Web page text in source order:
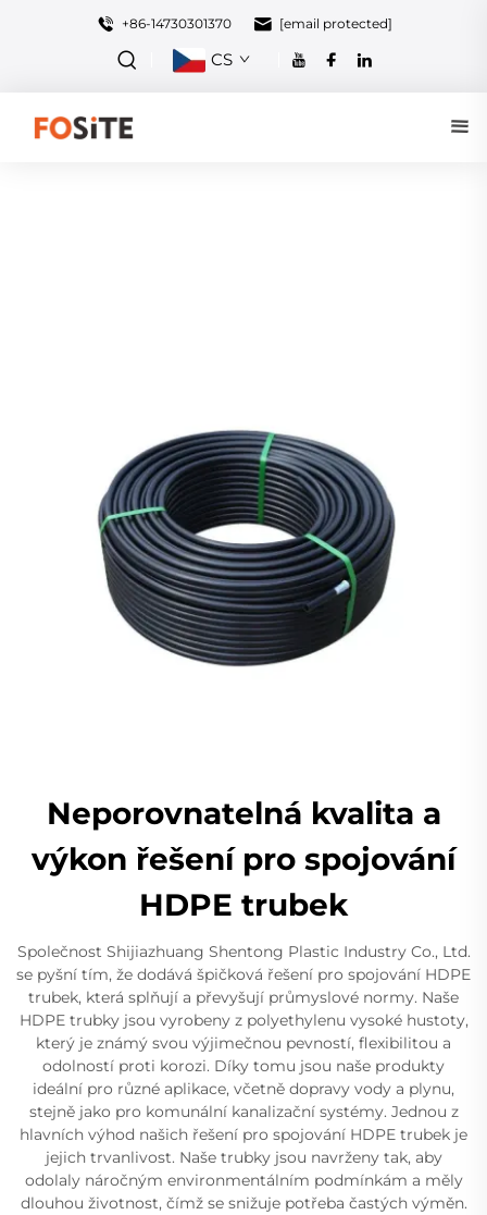
+86-14730301370 [email protected]
CS
Neporovnatelná kvalita a
výkon řešení pro spojování
HDPE trubek
Společnost Shijiazhuang Shentong Plastic Industry Co., Ltd.
se pyšní tím, že dodává špičková řešení pro spojování HDPE
trubek, která splňují a převyšují průmyslové normy. Naše
HDPE trubky jsou vyrobeny z polyethylenu vysoké hustoty,
který je známý svou výjimečnou pevností, flexibilitou a
odolností proti korozi. Díky tomu jsou naše produkty
ideální pro různé aplikace, včetně dopravy vody a plynu,
stejně jako pro komunální kanalizační systémy. Jednou z
hlavních výhod našich řešení pro spojování HDPE trubek je
jejich trvanlivost. Naše trubky jsou navrženy tak, aby
odolaly náročným environmentálním podmínkám a měly
dlouhou životnost, čímž se snižuje potřeba častých výměn.